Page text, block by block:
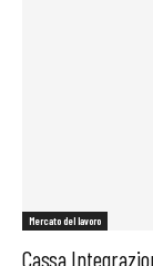
Mercato del lavoro
Cassa